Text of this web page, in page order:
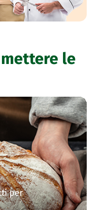
le
per